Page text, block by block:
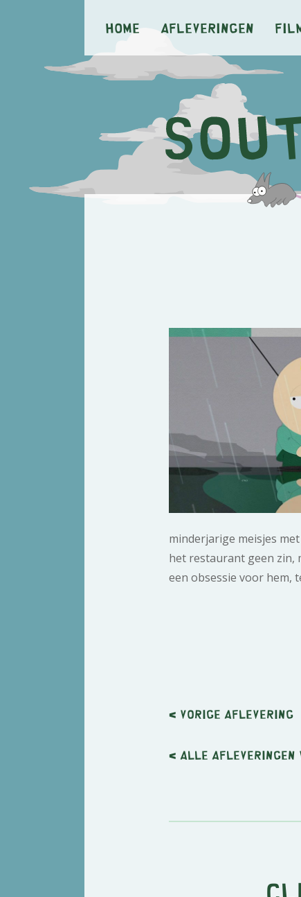
Home Afleveringen
minderjarige meisjes
het restaurant geen zin,
een obsessie voor hem,
< Vorige aflevering
< Alle afleveringen